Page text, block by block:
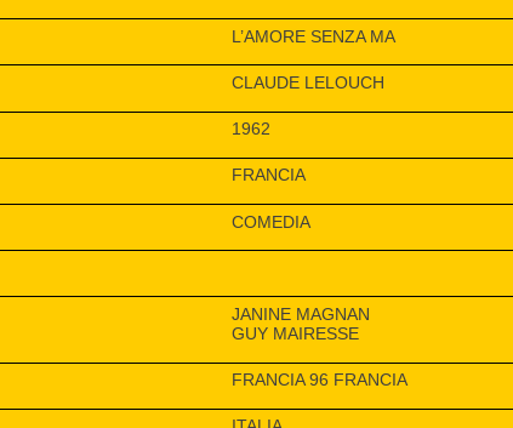
L’AMORE SENZA MA
CLAUDE LELOUCH
1962
FRANCIA
COMEDIA
JANINE MAGNAN
GUY MAIRESSE
FRANCIA 96 FRANCIA